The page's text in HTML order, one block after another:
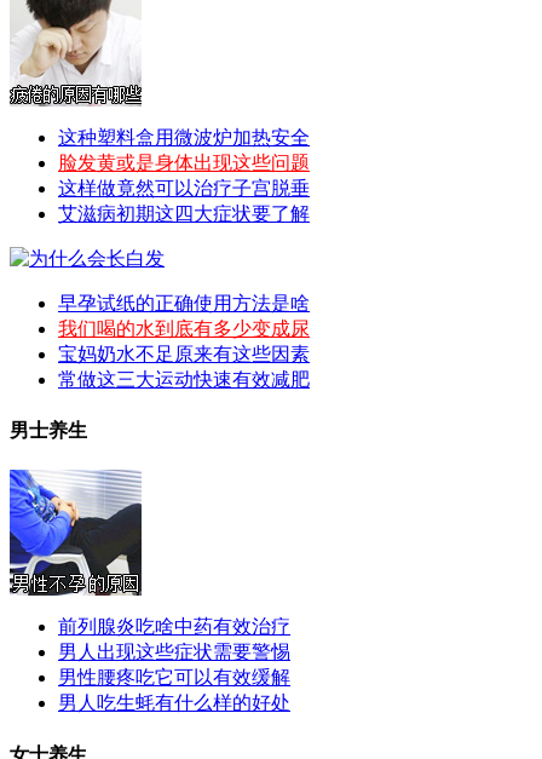
这种塑料盒用微波炉加热安全
脸发黄或是身体出现这些问题
这样做竟然可以治疗子宫脱垂
艾滋病初期这四大症状要了解
早孕试纸的正确使用方法是啥
我们喝的水到底有多少变成尿
宝妈奶水不足原来有这些因素
常做这三大运动快速有效减肥
男士养生
前列腺炎吃啥中药有效治疗
男人出现这些症状需要警惕
男性腰疼吃它可以有效缓解
男人吃生蚝有什么样的好处
女士养生